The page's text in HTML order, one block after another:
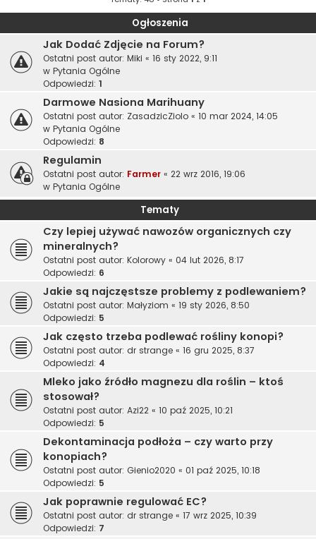
Ogłoszenia
Jak Dodać Zdjęcie na Forum?
Ostatni post autor: Miki « 16 sty 2022, 9:11
w Pytania Ogólne
Odpowiedzi: 1
Darmowe Nasiona Marihuany
Ostatni post autor: ZasadzicZiolo « 10 mar 2024, 14:05
w Pytania Ogólne
Odpowiedzi: 8
Regulamin
Ostatni post autor: Farmer « 22 wrz 2016, 19:06
w Pytania Ogólne
Tematy
Czy lepiej używać nawozów organicznych czy
mineralnych?
Ostatni post autor: Kolorowy « 04 lut 2026, 8:17
Odpowiedzi: 6
Jakie są najczęstsze problemy z podlewaniem?
Ostatni post autor: Małyziom « 19 sty 2026, 8:50
Odpowiedzi: 5
Jak często trzeba podlewać rośliny konopi?
Ostatni post autor: dr strange « 16 gru 2025, 8:37
Odpowiedzi: 4
Mleko jako źródło magnezu dla roślin – ktoś
stosował?
Ostatni post autor: Azi22 « 10 paź 2025, 10:21
Odpowiedzi: 5
Dekontaminacja podłoża – czy warto przy
konopiach?
Ostatni post autor: Gienio2020 « 01 paź 2025, 10:18
Odpowiedzi: 5
Jak poprawnie regulować EC?
Ostatni post autor: dr strange « 17 wrz 2025, 10:39
Odpowiedzi: 7